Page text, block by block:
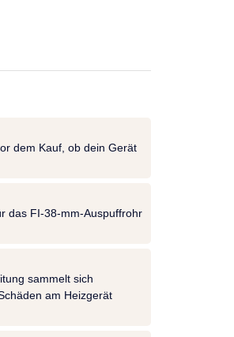
dem Kauf, ob dein Gerät
das FI-38-mm-Auspuffrohr
sammelt sich
am Heizgerät